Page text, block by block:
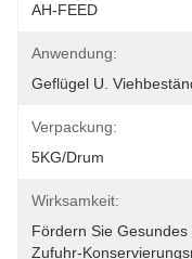
AH-FEED
Anwendung:
Geflügel U.
Verpackung:
5KG/drum
Wirksamkeit:
Fördern Sie Gesundes
Zufuhr-